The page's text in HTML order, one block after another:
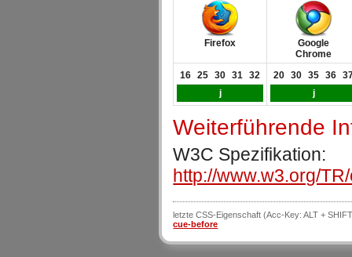
Firefox
Google
Chrome
16 25 30 31
32
j
20 30 35 36
j
Weiterführende
W3C Spezifikation:
http://www.w3.org/
letzte CSS-Eigenschaft (Acc-Key: ALT +
cue-before